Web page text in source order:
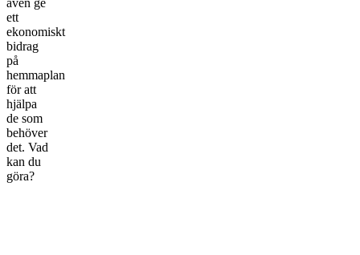
ett
ekonomiskt
bidrag
på
hemmaplan
för att
hjälpa
de som
behöver
det. Vad
kan du
göra?